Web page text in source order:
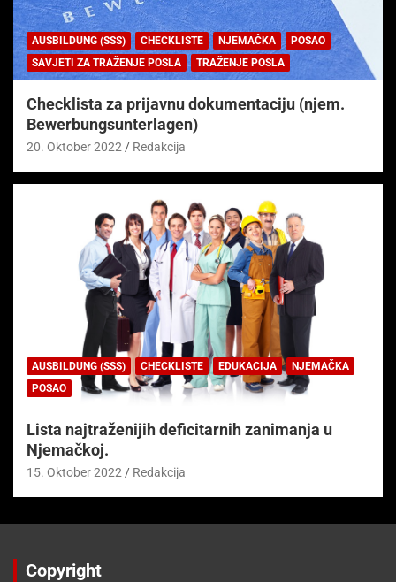
AUSBILDUNG (SSS) CHECKLISTE NJEMAČKA
POSAO
SAVJETI ZA TRAŽENJE POSLA
TRAŽENJE POSLA
Checklista za prijavnu dokumentaciju (njem.
Bewerbungsunterlagen)
20. Oktober 2022 Redakcija
AUSBILDUNG (SSS) CHECKLISTE EDUKACIJA
NJEMAČKA
POSAO
Lista najtraženijih deficitarnih zanimanja u
Njemačkoj.
15. Oktober 2022 Redakcija
Copyright